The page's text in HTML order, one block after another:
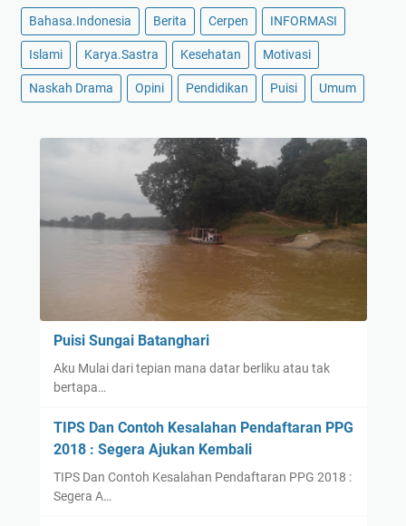
Bahasa.Indonesia Berita Cerpen INFORMASI
Islami Karya.Sastra Kesehatan Motivasi
Naskah Drama Opini Pendidikan Puisi Umum
Puisi Sungai Batanghari
Aku Mulai dari tepian mana datar berliku atau tak
bertapa…
TIPS Dan Contoh Kesalahan Pendaftaran PPG
2018 : Segera Ajukan Kembali
TIPS Dan Contoh Kesalahan Pendaftaran PPG 2018 :
Segera A…